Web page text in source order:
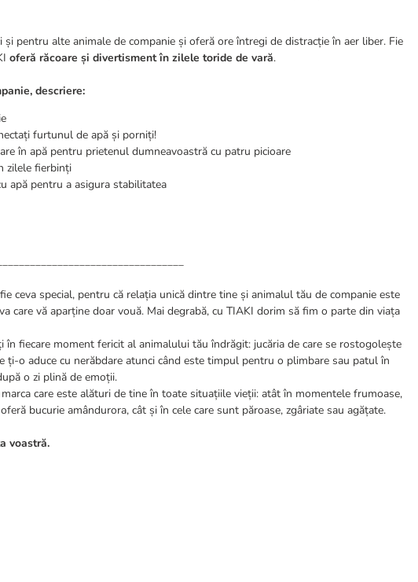
pentru alte animale de companie și oferă ore întregi de distracție în aer liber. Fie
oferă răcoare și divertisment în zilele toride de vară.
descriere:
furtunul de apă și porniți!
în apă pentru prietenul dumneavoastră cu patru picioare
zilele fierbinți
apă pentru a asigura stabilitatea
ceva special, pentru că relația unică dintre tine și animalul tău de companie este
care vă aparține doar vouă. Mai degrabă, cu TIAKI dorim să fim o parte din viața
în fiecare moment fericit al animalului tău îndrăgit: jucăria de care se rostogolește
ți-o aduce cu nerăbdare atunci când este timpul pentru o plimbare sau patul în
o zi plină de emoții.
care este alături de tine în toate situațiile vieții: atât în momentele frumoase,
bucurie amândurora, cât și în cele care sunt păroase, zgâriate sau agățate.
voastră.